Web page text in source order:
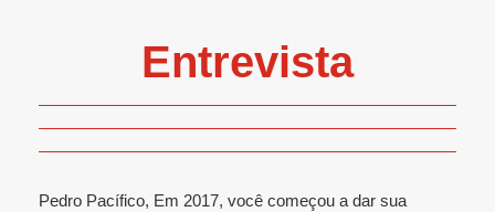
Entrevista
Pedro Pacífico, Em 2017, você começou a dar sua